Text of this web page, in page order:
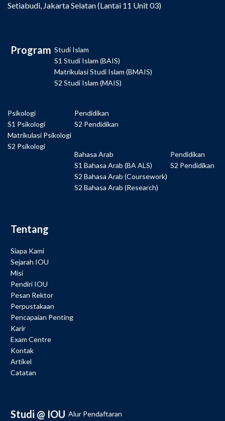
Setiabudi, Jakarta Selatan (Lantai 11 Unit 03)
Program Studi Islam
S1 Studi Islam (BAIS)
Matrikulasi Studi Islam (BMAIS)
S2 Studi Islam (MAIS)
Psikologi
S1 Psikologi
Matrikulasi Psikologi
S2 Psikologi
Pendidikan
S2 Pendidikan
Bahasa Arab
S1 Bahasa Arab (BA ALS)
S2 Bahasa Arab (Coursework)
S2 Bahasa Arab (Research)
Pendidikan
S2 Pendidikan
Tentang
Siapa Kami
Sejarah IOU
Misi
Pendiri IOU
Pesan Rektor
Perpustakaan
Pencapaian Penting
Karir
Exam Centre
Kontak
Artikel
Catatan
Studi @ IOU Alur Pendaftaran